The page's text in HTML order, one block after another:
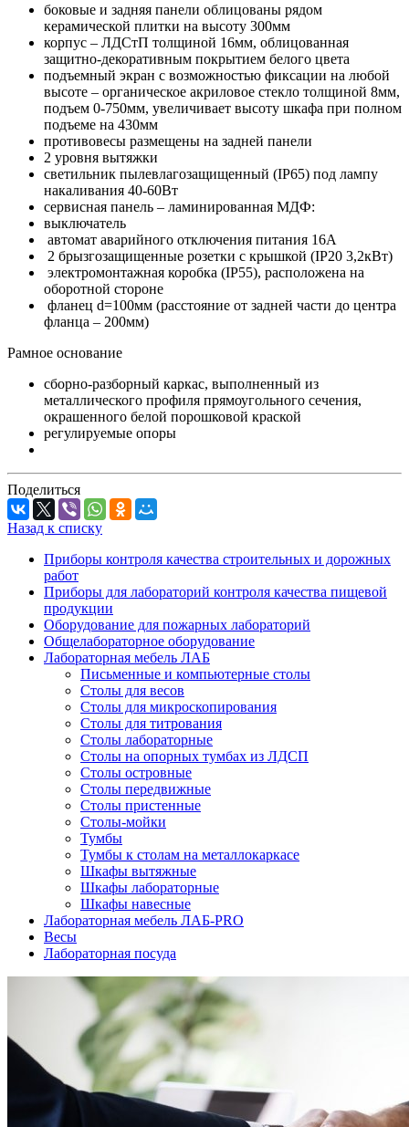
боковые и задняя панели облицованы рядом
керамической плитки на высоту 300мм
корпус – ЛДСтП толщиной 16мм, облицованная
защитно-декоративным покрытием белого цвета
подъемный экран с возможностью фиксации на любой
высоте – органическое акриловое стекло толщиной 8мм,
подъем 0-750мм, увеличивает высоту шкафа при полном
подъеме на 430мм
противовесы размещены на задней панели
2 уровня вытяжки
светильник пылевлагозащищенный (IP65) под лампу
накаливания 40-60Вт
сервисная панель – ламинированная МДФ:
выключатель
автомат аварийного отключения питания 16А
2 брызгозащищенные розетки с крышкой (IP20 3,2кВт)
электромонтажная коробка (IP55), расположена на
оборотной стороне
фланец d=100мм (расстояние от задней части до центра
фланца – 200мм)
Рамное основание
сборно-разборный каркас, выполненный из
металлического профиля прямоугольного сечения,
окрашенного белой порошковой краской
регулируемые опоры
Поделиться
Назад к списку
Приборы контроля качества строительных и дорожных
работ
Приборы для лабораторий контроля качества пищевой
продукции
Оборудование для пожарных лабораторий
Общелабораторное оборудование
Лабораторная мебель ЛАБ
Письменные и компьютерные столы
Столы для весов
Столы для микроскопирования
Столы для титрования
Столы лабораторные
Столы на опорных тумбах из ЛДСП
Столы островные
Столы передвижные
Столы пристенные
Столы-мойки
Тумбы
Тумбы к столам на металлокаркасе
Шкафы вытяжные
Шкафы лабораторные
Шкафы навесные
Лабораторная мебель ЛАБ-PRO
Весы
Лабораторная посуда